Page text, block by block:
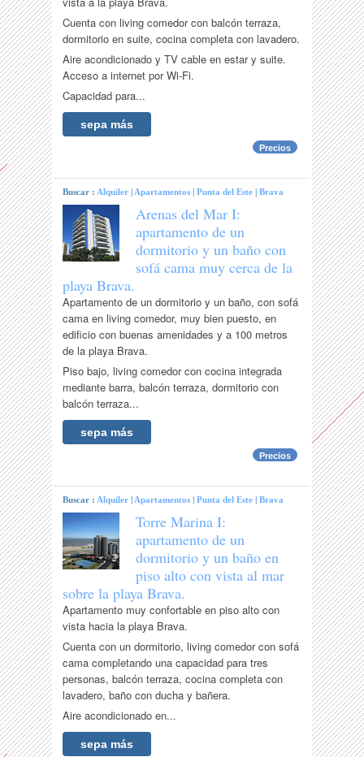
Cuenta con living comedor con balcón terraza,
dormitorio en suite, cocina completa con lavadero.
Aire acondicionado y TV cable en estar y suite.
Acceso a internet por Wi-Fi.
Capacidad para...
sepa más
Precios
Buscar : Alquiler | Apartamentos |Punta del Este |Brava
Arenas del Mar I:
apartamento de un
dormitorio y un baño con
sofá cama muy cerca de la
playa Brava.
Apartamento de un dormitorio y un baño, con sofá
cama en living comedor, muy bien puesto, en
edificio con buenas amenidades y a 100 metros
de la playa Brava.
Piso bajo, living comedor con cocina integrada
mediante barra, balcón terraza, dormitorio con
balcón terraza...
sepa más
Precios
Buscar : Alquiler | Apartamentos |Punta del Este |Brava
Torre Marina I:
apartamento de un
dormitorio y un baño en
piso alto con vista al mar
sobre la playa Brava.
Apartamento muy confortable en piso alto con
vista hacia la playa Brava.
Cuenta con un dormitorio, living comedor con sofá
cama completando una capacidad para tres
personas, balcón terraza, cocina completa con
lavadero, baño con ducha y bañera.
Aire acondicionado en...
sepa más